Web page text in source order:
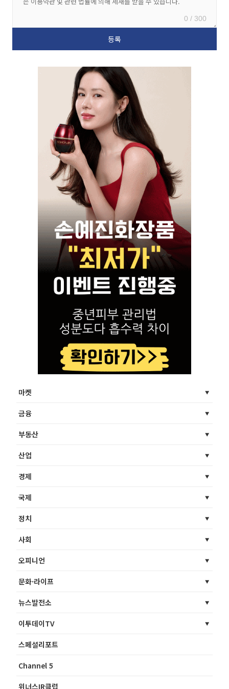
0 / 300
마켓
금융
부동산
산업
경제
국제
정치
사회
오피니언
문화·라이프
뉴스발전소
이투데이TV
스페셜리포트
Channel 5
위너스IR클럽